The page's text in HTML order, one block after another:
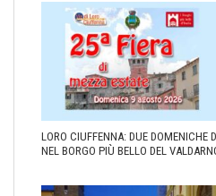
LORO CIUFFENNA: DUE DOMENICHE
NEL BORGO PIÙ BELLO DEL